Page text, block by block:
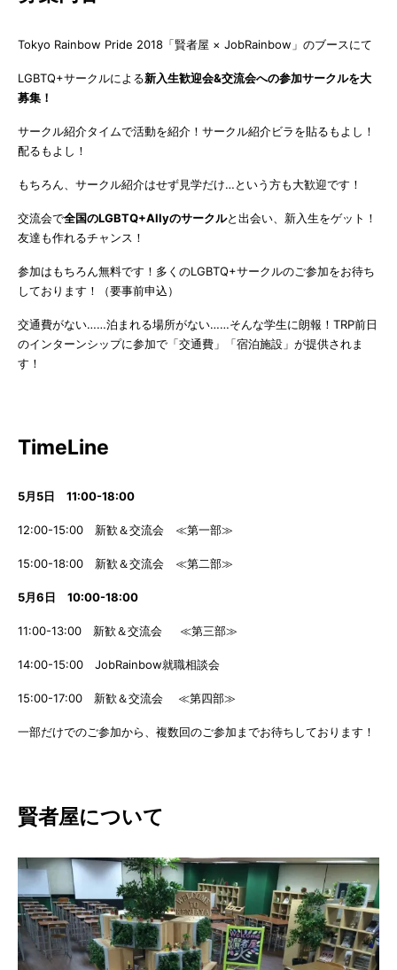
Tokyo Rainbow Pride 2018「賢者屋 × JobRainbow」のブースにて
LGBTQ+サークルによる新入生歓迎会&交流会への参加サークルを大
募集！
サークル紹介タイムで活動を紹介！サークル紹介ビラを貼るもよし！
配るもよし！
もちろん、サークル紹介はせず見学だけ…という方も大歓迎です！
交流会で全国のLGBTQ+Allyのサークルと出会い、新入生をゲット！
友達も作れるチャンス！
参加はもちろん無料です！多くのLGBTQ+サークルのご参加をお待ち
しております！（要事前申込）
交通費がない……泊まれる場所がない……そんな学生に朗報！TRP前日
のインターンシップに参加で「交通費」「宿泊施設」が提供されま
す！
TimeLine
5月5日 11:00-18:00
12:00-15:00 新歓＆交流会 ≪第一部≫
15:00-18:00 新歓＆交流会 ≪第二部≫
5月6日 10:00-18:00
11:00-13:00 新歓＆交流会 ≪第三部≫
14:00-15:00 JobRainbow就職相談会
15:00-17:00 新歓＆交流会 ≪第四部≫
一部だけでのご参加から、複数回のご参加までお待ちしております！
賢者屋について